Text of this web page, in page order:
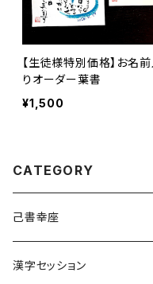
【生徒様特別価格】お名前
りオーダー葉書
¥1,500
CATEGORY
己書幸座
漢字セッション